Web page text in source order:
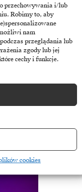
przechowywania i/lub
Robimy to, aby
nam
przeglądania lub
zgody lub jej
cechy i funkcje.
cookies
Lekcja z Claude
w sprawie modelu
redefiniuje pojęcie